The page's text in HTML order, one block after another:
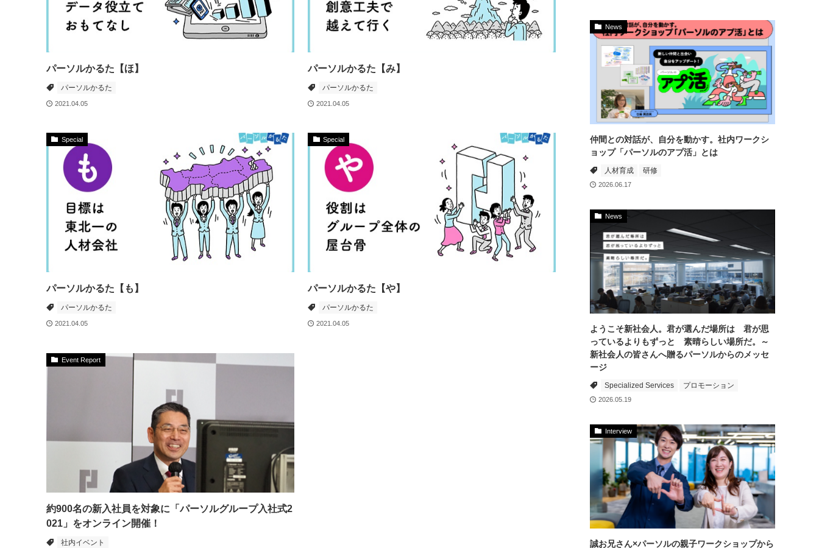
パーソルかるた【ほ】
パーソルかるた
2021.04.05
パーソルかるた【み】
パーソルかるた
2021.04.05
Special
パーソルかるた【も】
パーソルかるた
2021.04.05
Special
パーソルかるた【や】
パーソルかるた
2021.04.05
Event Report
約900名の新入社員を対象に「パーソルグループ入社式2
021」をオンライン開催！
社内イベント
News
仲間との対話が、自分を動かす。社内ワークシ
ョップ「パーソルのアプ活」とは
人材育成 研修
2026.06.17
News
ようこそ新社会人。君が選んだ場所は 君が思
っているよりもずっと 素晴らしい場所だ。～
新社会人の皆さんへ贈るパーソルからのメッセ
ージ
Specialized Services プロモーション
2026.05.19
Interview
誠お兄さん×パーソルの親子ワークショップから